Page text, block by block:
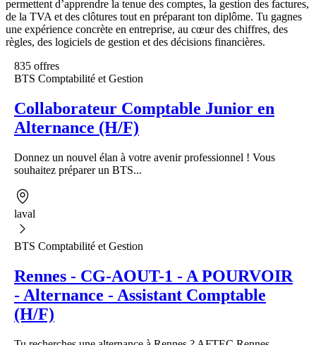
permettent d’apprendre la tenue des comptes, la gestion des factures,
de la TVA et des clôtures tout en préparant ton diplôme. Tu gagnes
une expérience concrète en entreprise, au cœur des chiffres, des
règles, des logiciels de gestion et des décisions financières.
835 offres
BTS Comptabilité et Gestion
Collaborateur Comptable Junior en
Alternance (H/F)
Donnez un nouvel élan à votre avenir professionnel ! Vous
souhaitez préparer un BTS...
laval
BTS Comptabilité et Gestion
Rennes - CG-AOUT-1 - A POURVOIR
- Alternance - Assistant Comptable
(H/F)